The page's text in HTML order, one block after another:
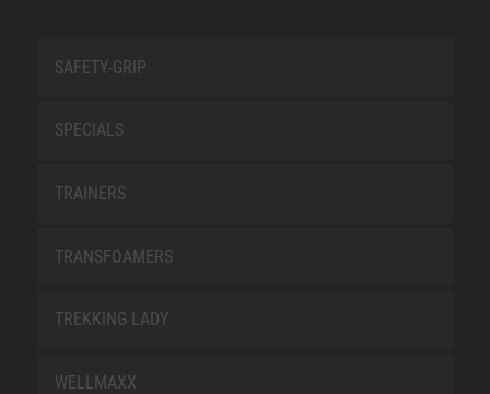
SAFETY-GRIP
SPECIALS
TRAINERS
TRANSFOAMERS
TREKKING LADY
WELLMAXX